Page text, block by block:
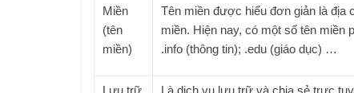
Miền
(tên
miền)
Tên miền được hiểu đơn giản là địa
miền. Hiện nay, có một số tên
.info (thông tin); .edu (giáo dục) …
Lưu trữ
Là dịch vụ lưu trữ và chia sẻ trực